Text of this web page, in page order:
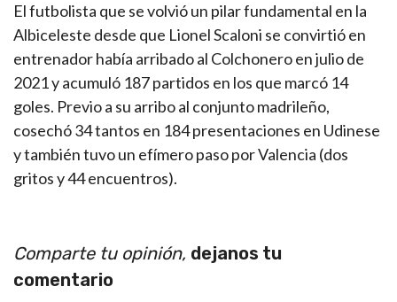
El futbolista que se volvió un pilar fundamental en la
Albiceleste desde que Lionel Scaloni se convirtió en
entrenador había arribado al Colchonero en julio de
2021 y acumuló 187 partidos en los que marcó 14
goles. Previo a su arribo al conjunto madrileño,
cosechó 34 tantos en 184 presentaciones en Udinese
y también tuvo un efímero paso por Valencia (dos
gritos y 44 encuentros).
Comparte tu opinión, dejanos tu
comentario